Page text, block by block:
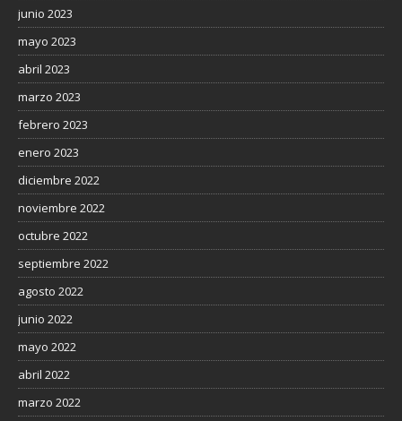
junio 2023
mayo 2023
abril 2023
marzo 2023
febrero 2023
enero 2023
diciembre 2022
noviembre 2022
octubre 2022
septiembre 2022
agosto 2022
junio 2022
mayo 2022
abril 2022
marzo 2022